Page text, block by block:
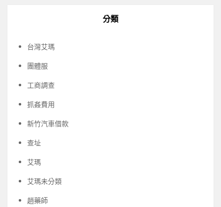
分類
台灣艾瑪
團體服
工商調查
抓姦費用
新竹汽車借款
查址
艾瑪
艾瑪未分類
趙藥師